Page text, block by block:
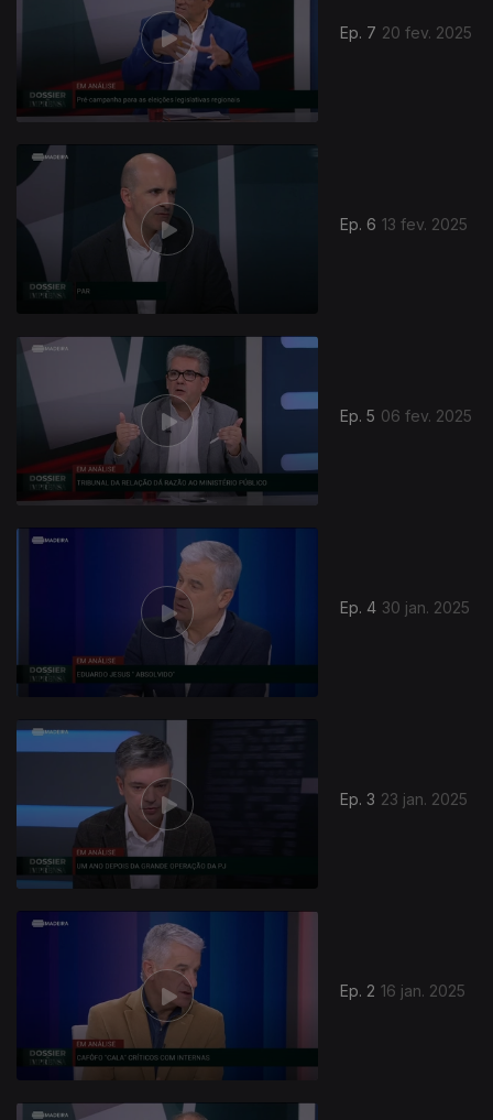
Ep. 7 20 fev. 2025
Ep. 6 13 fev. 2025
Ep. 5 06 fev. 2025
Ep. 4 30 jan. 2025
Ep. 3 23 jan. 2025
824938
Ep. 2 16 jan. 2025
821623